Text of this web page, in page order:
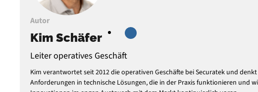
Autor
Kim Schäfer
Leiter operatives Geschäft
Kim verantwortet seit 2012 die operativen Geschäfte bei Securatek und
Anforderungen in technische Lösungen, die in der Praxis funktionieren und